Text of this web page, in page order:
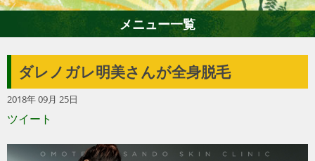
ホーム
メニュー一覧
ダレノガレ明美さんが全身脱毛
2018年 09月 25日
ツイート